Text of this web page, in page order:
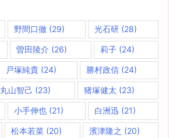
野間口徹(29) 光石研 (28)
曽田陵介 (26) 莉子(24)
戸塚純貴(24) 勝村政信 (24)
丸山智己 (23) 猪塚健太 (23)
小手伸也(21) 白洲迅 (21)
松本若菜 (20) 濱津隆之 (20)